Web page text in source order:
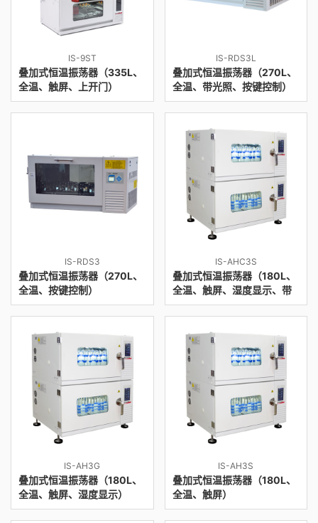
IS-9ST
叠加式恒温振荡器（335L、
全温、触屏、上开门）
IS-RDS3L
叠加式恒温振荡器（270L、
全温、带光照、按键控制）
IS-RDS3
叠加式恒温振荡器（270L、
全温、按键控制）
IS-AHC3S
叠加式恒温振荡器（180L、
全温、触屏、湿度显示、带
CO2）
IS-AH3G
叠加式恒温振荡器（180L、
全温、触屏、湿度显示）
IS-AH3S
叠加式恒温振荡器（180L、
全温、触屏）